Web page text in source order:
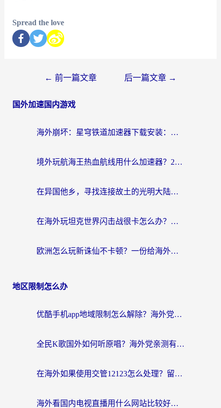
Spread the love
← 前一篇文章 后一篇文章 →
国外加速国内游戏
海外崩坏：星穹铁道加速器下载安装：一份给游子的终极网络指南
境外玩航海王热血航线用什么加速器？2026海外玩家实测最优方案（附欧洲问道堡垒前线加速技巧）
在异国他乡，寻找连接故土的光明大陆免费加速器
在海外玩坦克世界闪击战很卡怎么办？老玩家亲测有效的加速器选择指南
欧洲怎么玩新诛仙不卡顿？一份给海外游子的国服游戏畅玩指南
地区限制怎么办
优酷手机app地域限制怎么解除？海外党亲测有效的追剧方案
全民K歌国外如何听原唱？海外党亲测有效的回国加速器选择指南
在海外如果使用交管12123怎么处理？留学生亲测有效的回国加速方案
海外看国内电视直播用什么网站比较好？一篇解决你所有追剧难题的实用指南